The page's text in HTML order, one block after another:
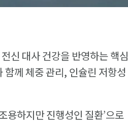
신 대사 건강을 반영하는 핵심
께 체중 관리, 인슐린 저항성
용하지만 진행성인 질환’으로